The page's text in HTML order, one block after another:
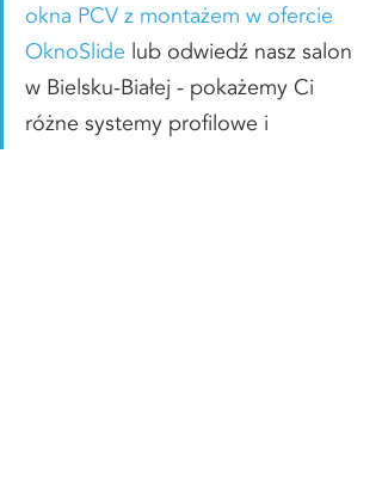
okna PCV z montażem w ofercie
OknoSlide lub odwiedź nasz salon
w Bielsku-Białej - pokażemy Ci
różne systemy profilowe i